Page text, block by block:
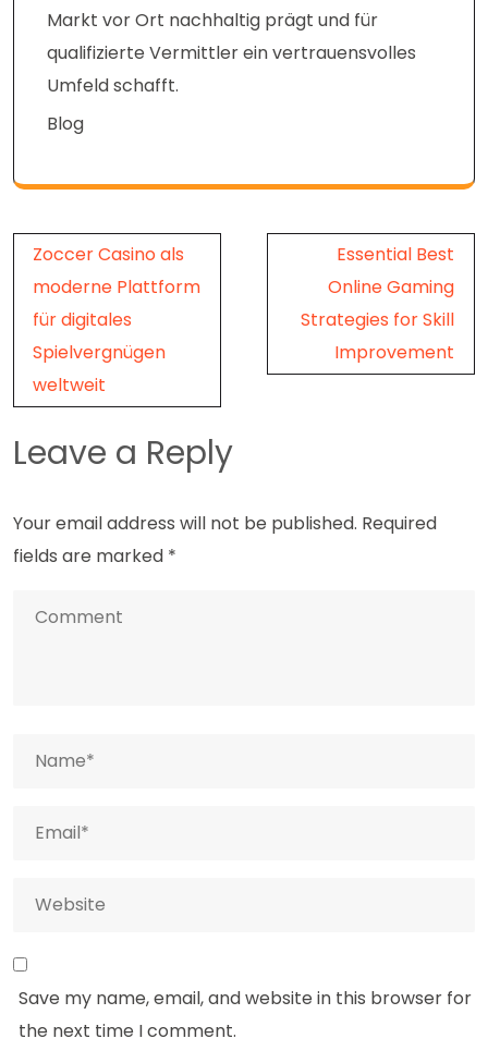
Markt vor Ort nachhaltig prägt und für
qualifizierte Vermittler ein vertrauensvolles
Umfeld schafft.
Blog
Post
navigation
Zoccer Casino als
moderne Plattform
für digitales
Spielvergnügen
weltweit
Essential Best
Online Gaming
Strategies for Skill
Improvement
Leave a Reply
Your email address will not be published. Required
fields are marked *
Save my name, email, and website in this browser for
the next time I comment.